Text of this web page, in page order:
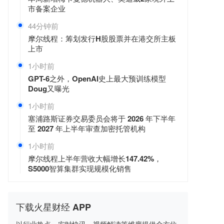
市备案企业
44分钟前
摩尔线程：筹划发行H股股票并在港交所主板
上市
1小时前
GPT-6之外，OpenAI史上最大预训练模型
Doug又曝光
1小时前
塞浦路斯证券交易委员会将于 2026 年下半年
至 2027 年上半年审查加密托管机构
1小时前
摩尔线程上半年营收大幅增长147.42%，
S5000智算集群实现规模化销售
下载火星财经 APP